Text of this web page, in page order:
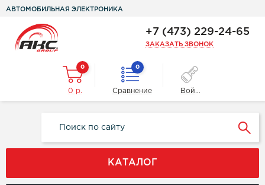
АВТОМОБИЛЬНАЯ ЭЛЕКТРОНИКА
+7 (473) 229-24-65
ЗАКАЗАТЬ ЗВОНОК
0
0 р.
0
Сравнение Войти
КАТАЛОГ